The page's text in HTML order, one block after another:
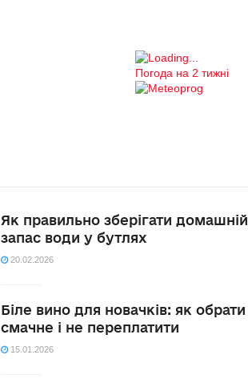
Погода на 2 тижні
Як правильно зберігати домашній
запас води у бутлях
20.02.2026
Біле вино для новачків: як обрати
смачне і не переплатити
15.01.2026